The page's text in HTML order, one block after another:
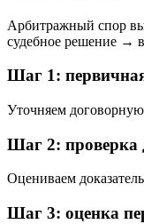
Арбитражный спор
судебное решение →
Шаг 1:
Уточняем
Шаг 2: проверка
Оцениваем
Шаг 3: оценка